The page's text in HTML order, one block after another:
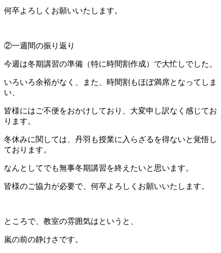
何卒よろしくお願いいたします。
②一週間の振り返り
今週は冬期講習の準備（特に時間割作成）で大忙しでした。
いろいろ余裕がなく、また、時間割もほぼ満席となってしま
い、
皆様にはご不便をおかけしており、大変申し訳なく感じてお
ります。
冬休みに関しては、丹羽も授業に入らざるを得ないと覚悟し
ております。
なんとしてでも無事冬期講習を終えたいと思います。
皆様のご協力が必要で、何卒よろしくお願いいたします。
ところで、教室の雰囲気はというと、
嵐の前の静けさです。